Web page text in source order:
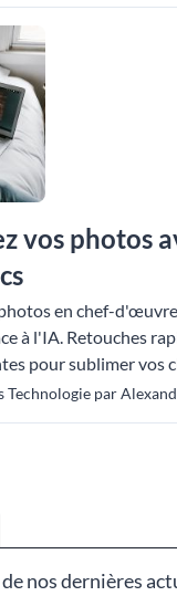
vos photos
en chef-
à l'IA. Retouches
pour sublimer vos
Technologie par
nos dernières